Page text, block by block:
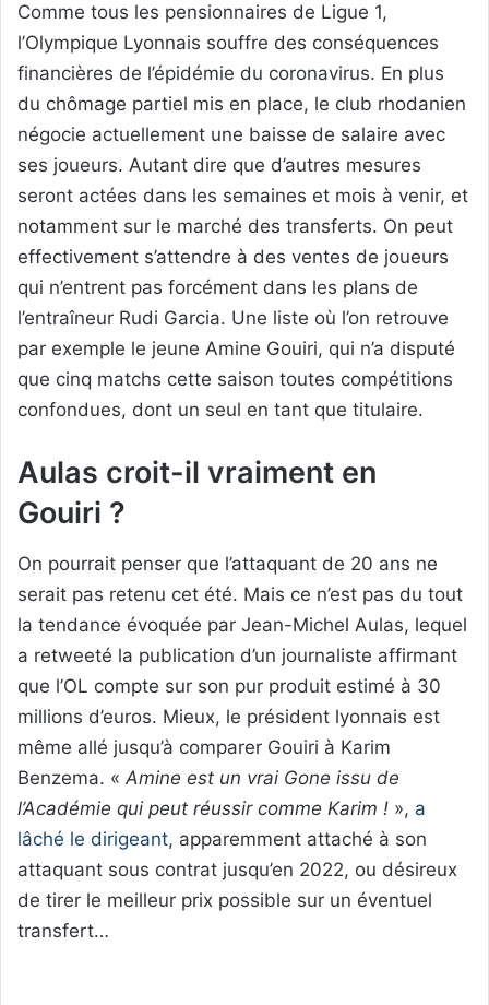
Comme tous les pensionnaires de Ligue 1,
l’Olympique Lyonnais souffre des conséquences
financières de l’épidémie du coronavirus. En plus
du chômage partiel mis en place, le club rhodanien
négocie actuellement une baisse de salaire avec
ses joueurs. Autant dire que d’autres mesures
seront actées dans les semaines et mois à venir, et
notamment sur le marché des transferts. On peut
effectivement s’attendre à des ventes de joueurs
qui n’entrent pas forcément dans les plans de
l’entraîneur Rudi Garcia. Une liste où l’on retrouve
par exemple le jeune Amine Gouiri, qui n’a disputé
que cinq matchs cette saison toutes compétitions
confondues, dont un seul en tant que titulaire.
Aulas croit-il vraiment en
Gouiri ?
On pourrait penser que l’attaquant de 20 ans ne
serait pas retenu cet été. Mais ce n’est pas du tout
la tendance évoquée par Jean-Michel Aulas, lequel
a retweeté la publication d’un journaliste affirmant
que l’OL compte sur son pur produit estimé à 30
millions d’euros. Mieux, le président lyonnais est
même allé jusqu’à comparer Gouiri à Karim
Benzema. « Amine est un vrai Gone issu de
l’Académie qui peut réussir comme Karim ! », a
lâché le dirigeant, apparemment attaché à son
attaquant sous contrat jusqu’en 2022, ou désireux
de tirer le meilleur prix possible sur un éventuel
transfert…